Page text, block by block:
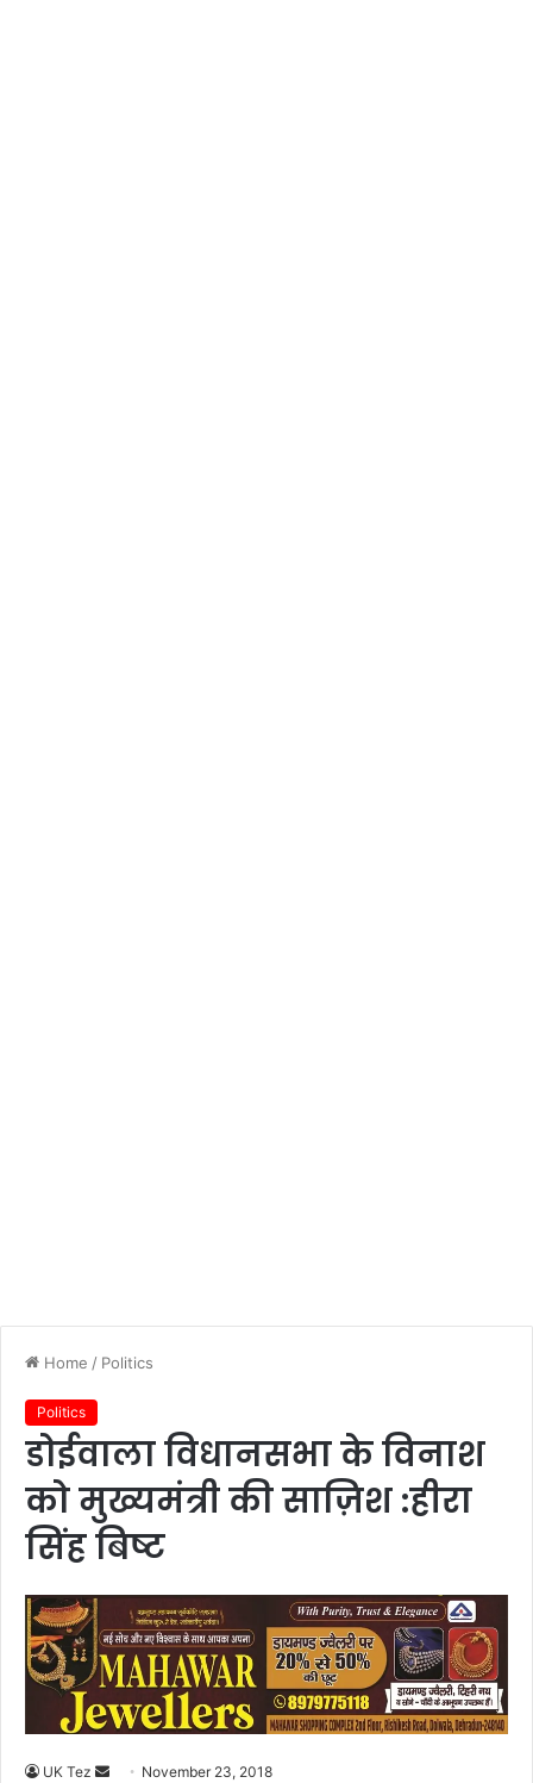
Home / Politics
Politics
डोईवाला विधानसभा के विनाश
को मुख्यमंत्री की साज़िश :हीरा
सिंह बिष्ट
UK Tez November 23, 2018